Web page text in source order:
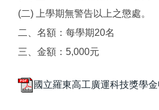
(二) 上學期無警告以上之懲處。
二、名額：每學期20名
三、金額：5,000元
國立羅東高工廣運科技獎學